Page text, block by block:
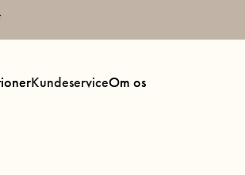
KundeserviceOm os